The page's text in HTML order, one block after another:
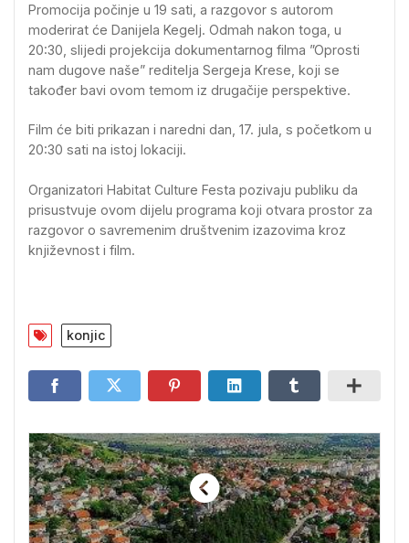
Promocija počinje u 19 sati, a razgovor s autorom
moderirat će Danijela Kegelj. Odmah nakon toga, u
20:30, slijedi projekcija dokumentarnog filma ”Oprosti
nam dugove naše” reditelja Sergeja Krese, koji se
također bavi ovom temom iz drugačije perspektive.
Film će biti prikazan i naredni dan, 17. jula, s početkom u
20:30 sati na istoj lokaciji.
Organizatori Habitat Culture Festa pozivaju publiku da
prisustvuje ovom dijelu programa koji otvara prostor za
razgovor o savremenim društvenim izazovima kroz
književnost i film.
konjic